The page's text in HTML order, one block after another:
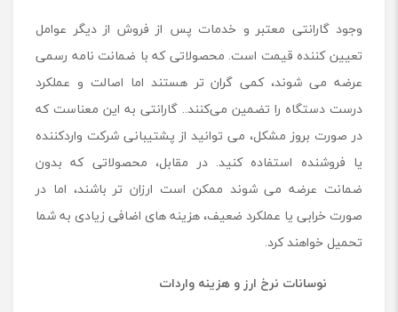
وجود گارانتی معتبر و خدمات پس از فروش از دیگر عوامل
تعیین کننده قیمت است. محصولاتی که با ضمانت ‌نامه رسمی
عرضه می ‌شوند، کمی گران ‌تر هستند اما اصالت و عملکرد
درست دستگاه را تضمین می‌کنند.. گارانتی به این معناست که
در صورت بروز مشکل، می توانید از پشتیبانی شرکت واردکننده
یا فروشنده استفاده کنید. در مقابل، محصولاتی که بدون
ضمانت عرضه می شوند ممکن است ارزان تر باشند، اما در
صورت خرابی یا عملکرد ضعیف، هزینه های اضافی زیادی به شما
تحمیل خواهند کرد.
نوسانات نرخ ارز و هزینه واردات